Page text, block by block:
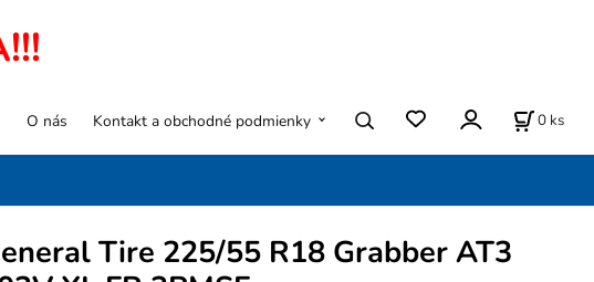
O nás Kontakt a obchodné podmienky 0 ks
Tire 225/55 R18 Grabber AT3